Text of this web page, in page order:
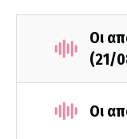
Οι
(21/
Οι